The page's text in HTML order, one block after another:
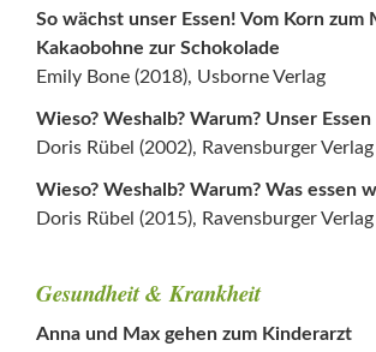
So wächst unser Essen! Vom Korn zum
Kakaobohne zur Schokolade
Emily Bone (2018), Usborne Verlag
Wieso? Weshalb? Warum? Unser Essen
Doris Rübel (2002), Ravensburger
Wieso? Weshalb? Warum? Was essen
Doris Rübel (2015), Ravensburger
Gesundheit & Krankheit
Anna und Max gehen zum Kinderarzt